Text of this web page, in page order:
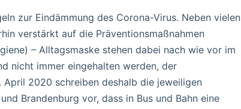
zur Eindämmung des Corona-Virus. Neben vielen
verstärkt auf die Präventionsmaßnahmen
– Alltagsmaske stehen dabei nach wie vor im
nicht immer eingehalten werden, der
2020 schreiben deshalb die jeweiligen
Brandenburg vor, dass in Bus und Bahn eine